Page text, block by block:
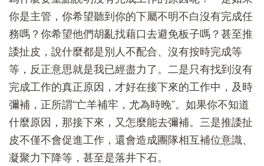
你是主管，你希望聽到你的下屬不明不白沒有完成任
務嗎？你希望他們胡亂找藉口去避免板子嗎？甚至推
諉扯皮，說什麼都是別人不配合、沒有按時完成等
等，反正意思就是我已經盡力了。二是只有找到沒有
完成工作的真正原因，才好在接下來的工作中，及時
彌補，正所謂“亡羊補牢，尤為時晚”。如果你不知道
什麼原因，那接下來，又怎麼能去彌補。三是推諉扯
皮不僅不會促進工作，還會造成團隊相互補位意識、
凝聚力下降等，甚至是落井下石。